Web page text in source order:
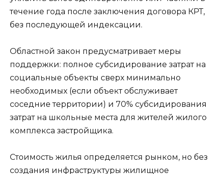
течение года после заключения договора КРТ,
без последующей индексации.
Областной закон предусматривает меры
поддержки: полное субсидирование затрат на
социальные объекты сверх минимально
необходимых (если объект обслуживает
соседние территории) и 70% субсидирования
затрат на школьные места для жителей жилого
комплекса застройщика.
Стоимость жилья определяется рынком, но без
создания инфраструктуры жилищное